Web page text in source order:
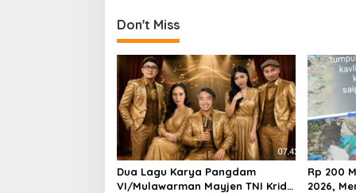
n
a
v
i
g
a
t
i
Don't Miss
Dua Lagu Karya Pangdam
VI/Mulawarman Mayjen TNI Krido
Rp 200
2026,